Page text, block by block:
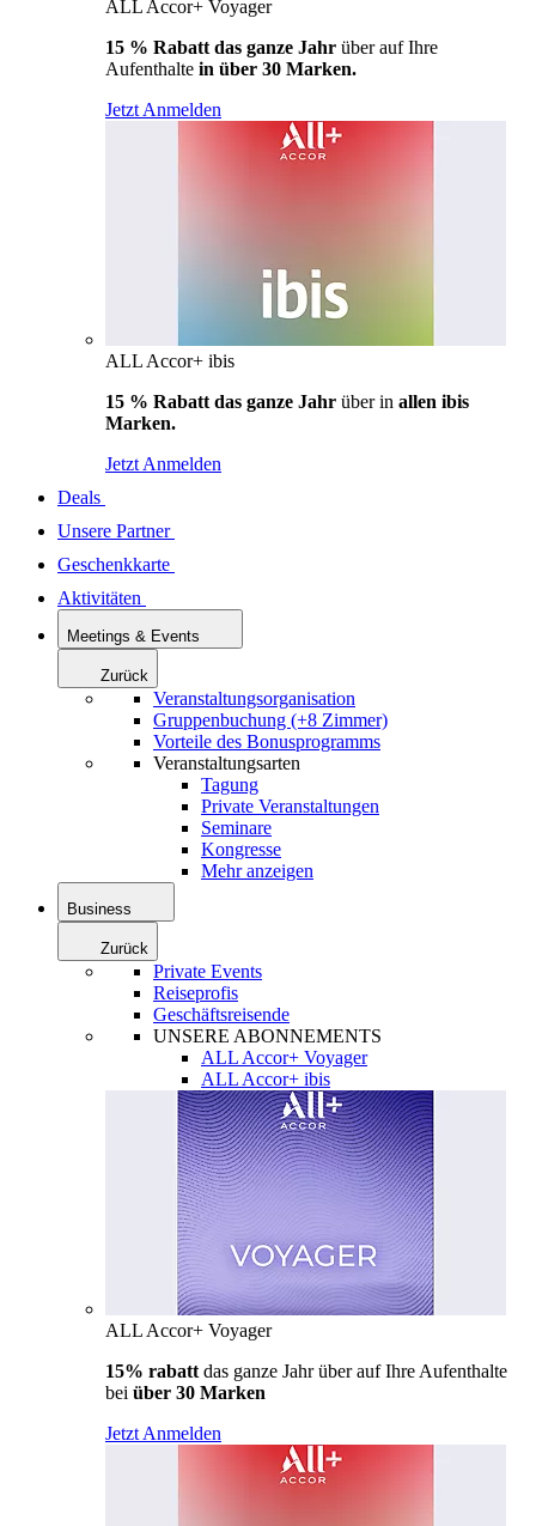
ALL Accor+ Voyager
15 % Rabatt das ganze Jahr über auf Ihre
Aufenthalte in über 30 Marken.
Jetzt Anmelden
ALL Accor+ ibis
15 % Rabatt das ganze Jahr über in allen ibis
Marken.
Jetzt Anmelden
Deals
Unsere Partner
Geschenkkarte
Aktivitäten
Meetings & Events
Zurück
Veranstaltungsorganisation
Gruppenbuchung (+8 Zimmer)
Vorteile des Bonusprogramms
Veranstaltungsarten
Tagung
Private Veranstaltungen
Seminare
Kongresse
Mehr anzeigen
Business
Zurück
Private Events
Reiseprofis
Geschäftsreisende
UNSERE ABONNEMENTS
ALL Accor+ Voyager
ALL Accor+ ibis
ALL Accor+ Voyager
15% rabatt das ganze Jahr über auf Ihre Aufenthalte
bei über 30 Marken
Jetzt Anmelden